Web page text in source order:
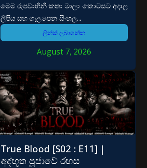
මෙම රුපවාහිනී කතා මාලා කොටසට අදාල
ලිපිය සහ ගැලපෙන සිංහල...
ලින්ක් ලබාගන්න
August 7, 2026
True Blood [S02 : E11] |
අද්භූත පූජාවේ රහස